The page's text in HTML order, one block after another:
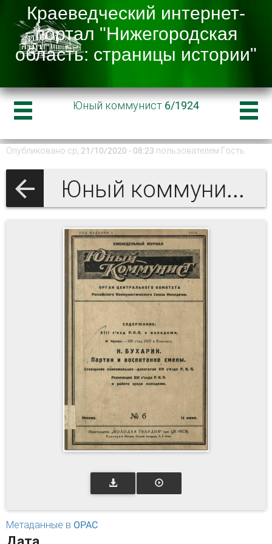
Юный коммунист 6/1924
Опубликовано ср, 21/10/2020 - 08:23 пользователем Гость
Юный коммунист 1924
Метаданные в OPAC